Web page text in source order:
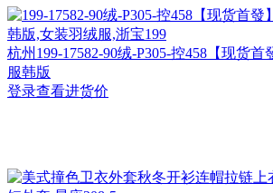
杭州 199-17582-90绒-P305-控458【现货
服韩版
登录查看进货价